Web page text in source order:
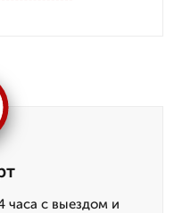
часа с выездом и